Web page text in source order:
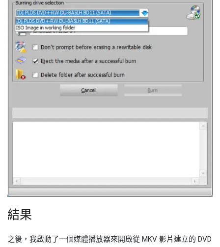
結果
之後，我啟動了一個媒體播放器來開啟從 MKV 影片建立的 DVD